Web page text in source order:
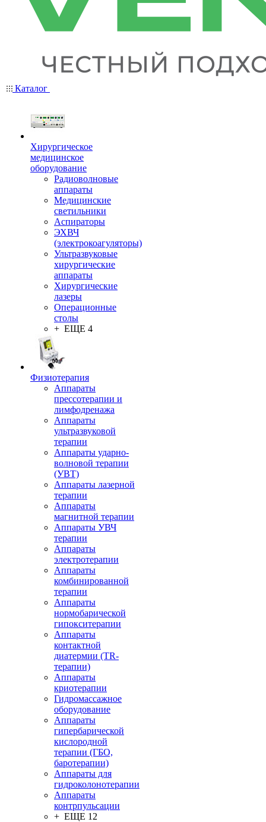
Каталог
Хирургическое
медицинское
оборудование
Радиоволновые
аппараты
Медицинские
светильники
Аспираторы
ЭХВЧ
(электрокоагуляторы)
Ультразвуковые
хирургические
аппараты
Хирургические
лазеры
Операционные
столы
+ ЕЩЕ 4
Физиотерапия
Аппараты
прессотерапии и
лимфодренажа
Аппараты
ультразвуковой
терапии
Аппараты ударно-
волновой терапии
(УВТ)
Аппараты лазерной
терапии
Аппараты
магнитной терапии
Аппараты УВЧ
терапии
Аппараты
электротерапии
Аппараты
комбинированной
терапии
Аппараты
нормобарической
гипокситерапии
Аппараты
контактной
диатермии (TR-
терапии)
Аппараты
криотерапии
Гидромассажное
оборудование
Аппараты
гипербарической
кислородной
терапии (ГБО,
баротерапии)
Аппараты для
гидроколонотерапии
Аппараты
контрпульсации
+ ЕЩЕ 12